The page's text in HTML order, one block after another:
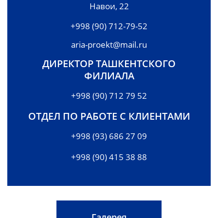
Навои, 22
+998 (90) 712-79-52
aria-proekt@mail.ru
ДИРЕКТОР ТАШКЕНТСКОГО
ФИЛИАЛА
+998 (90) 712 79 52
ОТДЕЛ ПО РАБОТЕ С КЛИЕНТАМИ
+998 (93) 686 27 09
+998 (90) 415 38 88